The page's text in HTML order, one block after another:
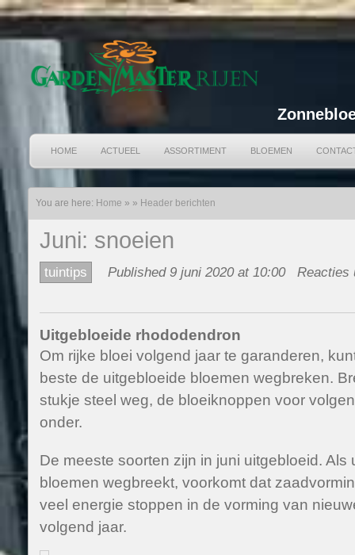
HOME ACTUEEL ASSORTIMENT BLOEMEN
You are here: Home » » Header berichten
Juni: snoeien
tuintips Published 9 juni 2020 at 10:00 Reacties
Uitgebloeide rhododendron
Om rijke bloei volgend jaar te garanderen,
beste de uitgebloeide bloemen wegbreken.
stukje steel weg, de bloeiknoppen voor
onder.
De meeste soorten zijn in juni uitgebloeid. Als
bloemen wegbreekt, voorkomt dat
veel energie stoppen in de vorming van
volgend jaar.